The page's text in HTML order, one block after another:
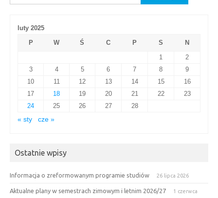
luty 2025
P
W Ś C P S
N
1
2
3
4 5 6 7 8
9
10
11 12 13 14 15
16
17
18 19 20 21 22
23
24
25 26 27
28
« sty
cze »
Ostatnie wpisy
Informacja o zreformowanym programie studiów 26 lipca 2026
Aktualne plany w semestrach zimowym i letnim 2026/27
1 czerwca